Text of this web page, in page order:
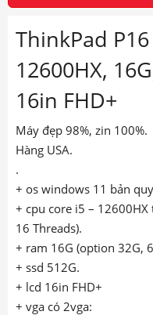
ThinkPad
12600HX,
16in FHD+
Máy đẹp 98%, zin 100%.
Hàng USA.
.
+ os windows 11 bản
+ cpu core i5 –
16 Threads).
+ ram 16G (option 32G,
+ ssd 512G.
+ lcd 16in FHD+
+ vga có 2vga: